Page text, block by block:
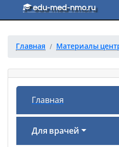
Перейти к основному тексту
edu-med-nmo.ru
Главная Материалы
Главная
Для врачей